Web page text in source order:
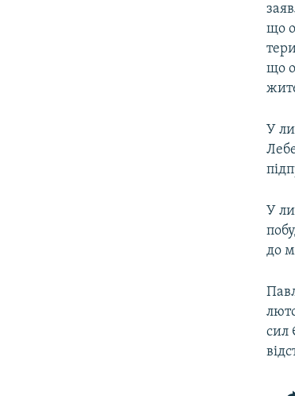
що
що
У
У
до
сил